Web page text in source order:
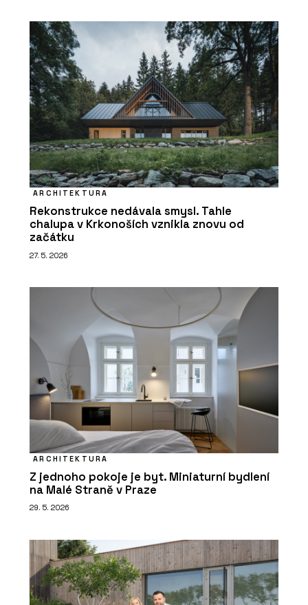
ARCHITEKTURA
Rekonstrukce nedávala smysl. Tahle
chalupa v Krkonoších vznikla znovu od
začátku
27. 5. 2026
ARCHITEKTURA
Z jednoho pokoje je byt. Miniaturní bydlení
na Malé Straně v Praze
29. 5. 2026